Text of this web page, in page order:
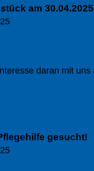
am
daran mit
gesucht!